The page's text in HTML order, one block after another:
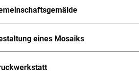
eines Mosaiks